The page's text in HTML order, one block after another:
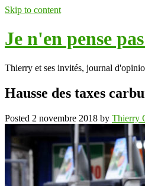
Skip to content
Je n'en pense
Thierry et ses invités, journal
Hausse des taxes
Posted 2 novembre 2018 by Thierry